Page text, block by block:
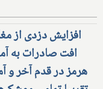
افزایش دزدی از
افت صادرات به
هرمز در قدم آخر و